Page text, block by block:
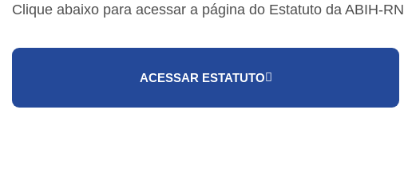
Clique abaixo para acessar a página do Estatuto da ABIH-RN
ACESSAR ESTATUTO